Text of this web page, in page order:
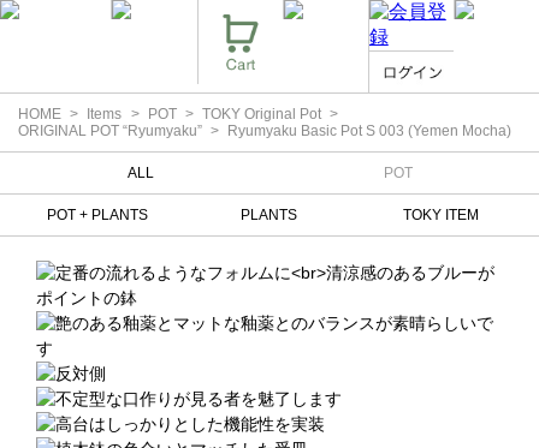
HOME Items POT
TOKY Original Pot
ORIGINAL POT “Ryumyaku”
Ryumyaku Basic Pot S 003 (Yemen Mocha)
ALL POT
POT + PLANTS PLANTS TOKY ITEM